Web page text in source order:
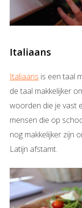
Italiaans
Italiaans is een taal
de taal makkelijker
woorden die je vast
mensen die op
nog makkelijker zijn
Latijn afstamt.